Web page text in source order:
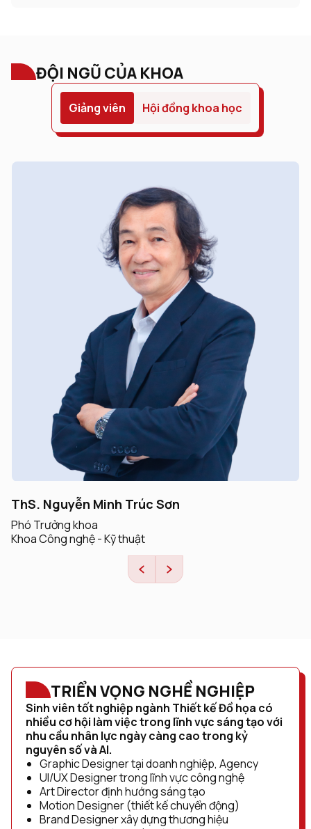
ĐỘI NGŨ CỦA KHOA
Giảng viên Hội đồng khoa học
ThS. Nguyễn Ngô Trường An
Trưởng Bộ môn Logistics
Khoa Công nghệ - Kỹ thuật
TRIỂN VỌNG NGHỀ NGHIỆP
Sinh viên tốt nghiệp ngành Thiết kế Đồ họa có
nhiều cơ hội làm việc trong lĩnh vực sáng tạo với
nhu cầu nhân lực ngày càng cao trong kỷ
nguyên số và AI.
Graphic Designer tại doanh nghiệp, Agency
UI/UX Designer trong lĩnh vực công nghệ
Art Director định hướng sáng tạo
Motion Designer (thiết kế chuyển động)
Brand Designer xây dựng thương hiệu